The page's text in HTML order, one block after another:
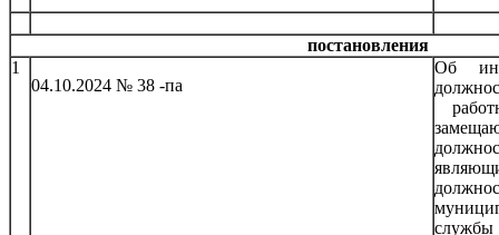
постановления
1
04.10.2024 № 38 -па
Об